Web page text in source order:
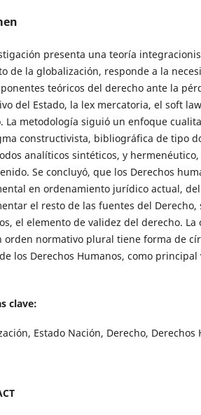
presenta una teoría
de la globalización, responde a la
teóricos del derecho ante la
del Estado, la lex mercatoria, el soft
La metodología siguió un enfoque
constructivista, bibliográfica de tipo
analíticos sintéticos, y
Se concluyó, que los Derechos
en ordenamiento jurídico actual,
el resto de las fuentes del Derecho,
el elemento de validez del derecho.
orden normativo plural tiene forma de
los Derechos Humanos, como
clave:
Estado Nación, Derecho, Derechos